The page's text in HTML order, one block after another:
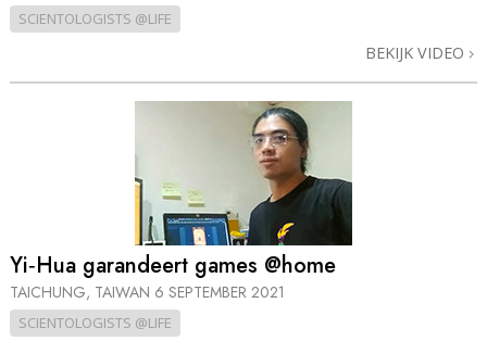
SCIENTOLOGISTS @LIFE
BEKIJK VIDEO
Yi‑Hua garandeert games @home
TAICHUNG, TAIWAN 6 SEPTEMBER 2021
SCIENTOLOGISTS @LIFE